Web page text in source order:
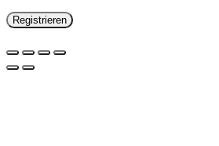
Registrieren